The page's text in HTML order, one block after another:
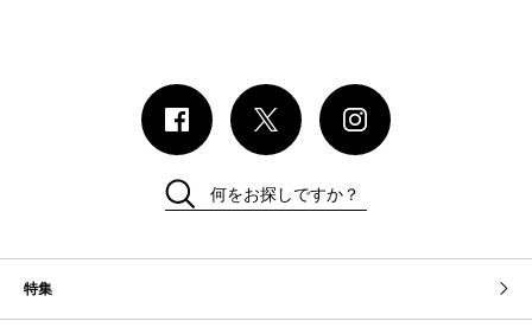
特集
何をお探しですか？